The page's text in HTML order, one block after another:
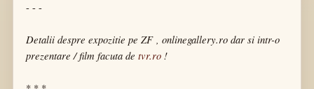
- - -
Detalii despre expozitie pe ZF, onlinegallery.ro dar si intr-o
prezentare / film facuta de tvr.ro !